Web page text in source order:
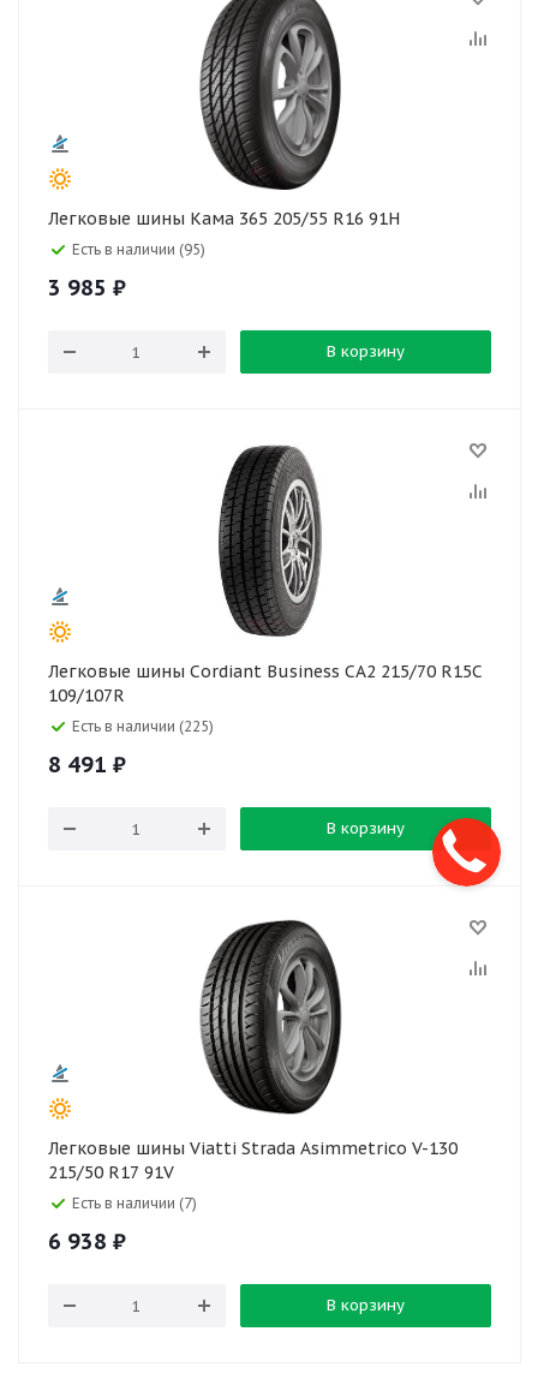
Легковые шины Кама 365 205/55 R16 91H
Есть в наличии (95)
3 985 ₽
В корзину
Легковые шины Cordiant Business CA2 215/70 R15C
109/107R
Есть в наличии (225)
8 491 ₽
В корзину
Легковые шины Viatti Strada Asimmetrico V-130
215/50 R17 91V
Есть в наличии (7)
6 938 ₽
В корзину